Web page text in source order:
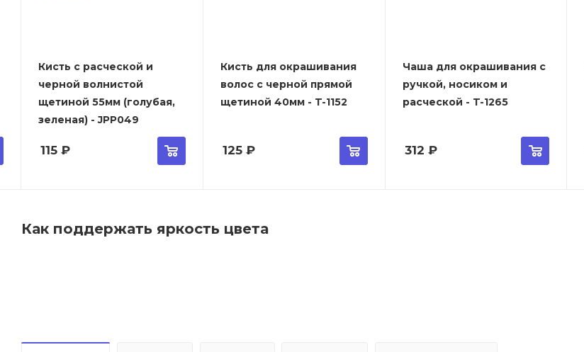
Кисть с расческой и
черной волнистой
щетиной 55мм (голубая,
зеленая) - JPP049
115₽
Кисть для окрашивания
волос с черной прямой
щетиной 40мм - T-1152
125₽
Чаша для окрашивания с
ручкой, носиком и
расческой - T-1265
312 ₽
Как поддержать яркость цвета